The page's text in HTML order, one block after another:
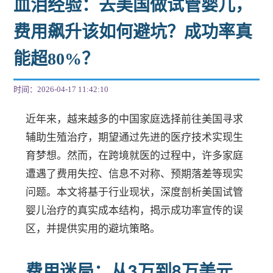
血泪经验：去美国做试管婴儿，
费用飙升该如何避坑？成功率真
能超80%？
时间：2026-04-17 11:42:10
近年来，越来越多的中国家庭选择前往美国寻求
辅助生殖治疗，期望通过先进的医疗技术实现生
育梦想。然而，在跨境就医的过程中，许多家庭
遭遇了费用失控、信息不对称、预期落差等现实
问题。本文将基于行业现状，深度剖析美国试管
婴儿治疗的真实成本结构，揭示成功率宣传的误
区，并提供实用的避坑策略。